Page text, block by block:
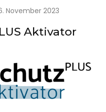
Schlacht
im
Netz
November 2023
Aktivator